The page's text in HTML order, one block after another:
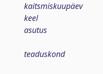
kaitsmiskuupäev
keel
asutus
teaduskond